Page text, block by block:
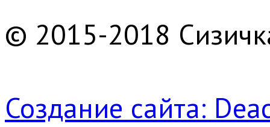
© 2015-2018
Создание сайта: